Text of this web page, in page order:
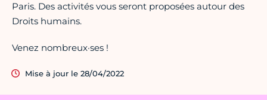
Paris. Des activités vous seront proposées autour des
Droits humains.
Venez nombreux·ses !
Mise à jour le 28/04/2022